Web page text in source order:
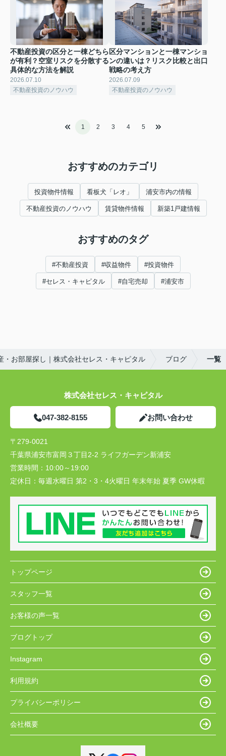
不動産投資の区分と一棟どちら
が有利？空室リスクを分散する
具体的な方法を解説
2026.07.10
不動産投資のノウハウ
区分マンションと一棟マンショ
ンの違いは？リスク比較と出口
戦略の考え方
2026.07.09
不動産投資のノウハウ
1 2 3 4 5
おすすめのカテゴリ
投資物件情報 看板犬「レオ」 浦安市内の情報
不動産投資のノウハウ 賃貸物件情報 新築1戸建情報
おすすめのタグ
#不動産投資 #収益物件 #投資物件
#セレス・キャピタル #自宅売却 #浦安市
・お部屋探し｜株式会社セレス・キャピタル ブログ 一覧
株式会社セレス・キャピタル
047-382-8155 お問い合わせ
〒279-0021
千葉県浦安市富岡３丁目2-2 ライフガーデン新浦安
営業時間： 10:00～19:00
定休日： 毎週水曜日 第2・3・4火曜日 年末年始 夏季 GW休暇
トップページ
スタッフ一覧
お客様の声一覧
ブログトップ
Instagram
利用規約
プライバシーポリシー
会社概要